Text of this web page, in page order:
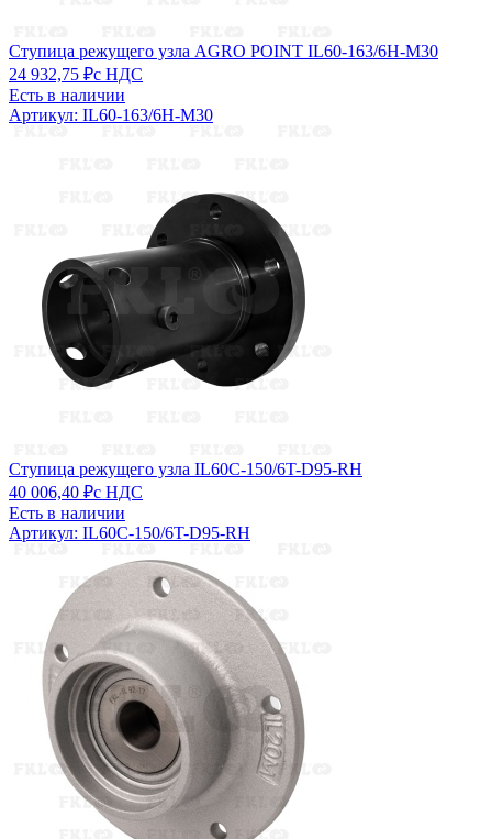
Ступица режущего узла AGRO POINT IL60-163/6H-M30
24 932,75 ₽с НДС
Есть в наличии
Артикул: IL60-163/6H-M30
Ступица режущего узла IL60C-150/6T-D95-RH
40 006,40 ₽с НДС
Есть в наличии
Артикул: IL60C-150/6T-D95-RH